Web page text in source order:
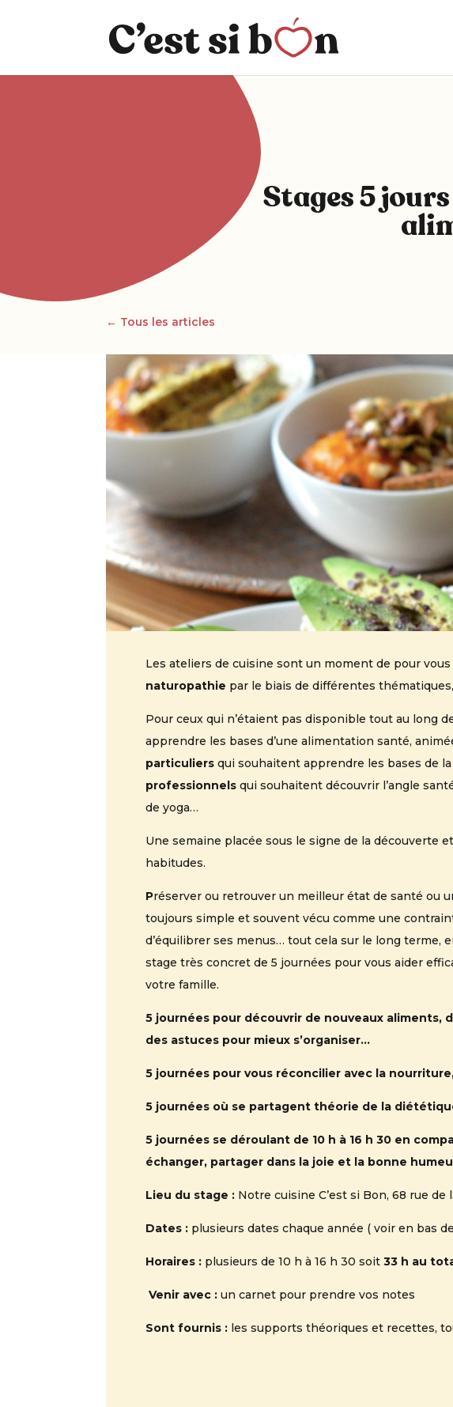
Stages 5
← Tous les articles
Les ateliers de cuisine sont un moment de pour
naturopathie par le biais de différentes
Pour ceux qui n’étaient pas disponible tout au long
apprendre les bases d’une alimentation santé,
particuliers qui souhaitent apprendre les bases de
professionnels qui souhaitent découvrir l’angle
de yoga…
Une semaine placée sous le signe de la découverte
habitudes.
Préserver ou retrouver un meilleur état de santé ou
toujours simple et souvent vécu comme une
d’équilibrer ses menus… tout cela sur le long terme,
stage très concret de 5 journées pour vous aider
votre famille.
5 journées pour découvrir de nouveaux aliments,
des astuces pour mieux s’organiser…
5 journées pour vous réconcilier avec la
5 journées où se partagent théorie de la
5 journées se déroulant de 10 h à 16 h 30 en
échanger, partager dans la joie et la bonne
Lieu du stage : Notre cuisine C’est si Bon, 68 rue
Dates : plusieurs dates chaque année ( voir en bas
Horaires : plusieurs de 10 h à 16 h 30 soit33 h au
Venir avec : un carnet pour prendre vos notes
Sont fournis : les supports théoriques et recettes,